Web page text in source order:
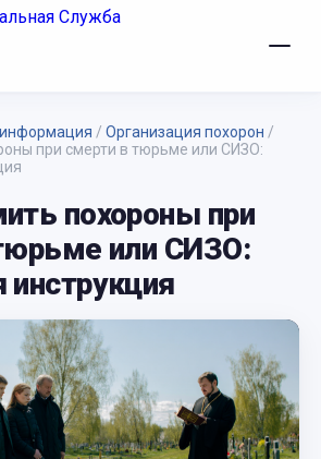
/ Организация похорон /
при смерти в тюрьме или СИЗО:
похороны при
или СИЗО:
инструкция